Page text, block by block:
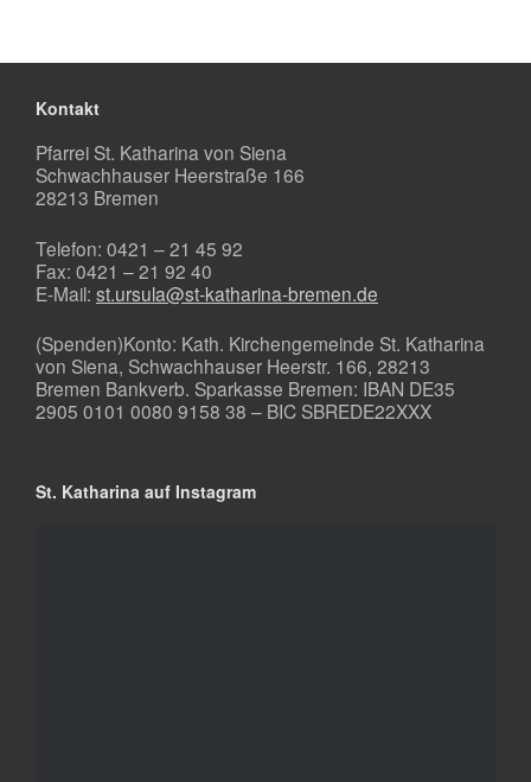
Kontakt
Pfarrei St. Katharina von Siena
Schwachhauser Heerstraße 166
28213 Bremen
Telefon: 0421 – 21 45 92
Fax: 0421 – 21 92 40
E-Mail: st.ursula@st-katharina-bremen.de
(Spenden)Konto: Kath. Kirchengemeinde St. Katharina
von Siena, Schwachhauser Heerstr. 166, 28213
Bremen Bankverb. Sparkasse Bremen: IBAN DE35
2905 0101 0080 9158 38 – BIC SBREDE22XXX
St. Katharina auf Instagram